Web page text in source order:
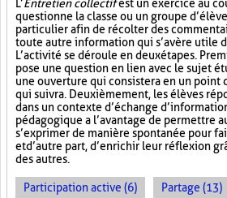
L’Entretien collectifest un exercice au
questionne la classe ou un groupe
particulier afin de récolter des
toute autre information qui s’avère utile
L’activité se déroule en deux étapes.
pose une question en lien avec le sujet
une ouverture qui consistera en un point
qui suivra. Deuxièmement, les élèves
dans un contexte d’échange
pédagogique a l’avantage de permettre
s’exprimer de manière spontanée pour
et d’autre part, d’enrichir leur réflexion
des autres.
Participation active (6) Partage (13)